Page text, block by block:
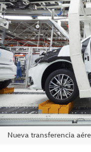
Nueva transferencia